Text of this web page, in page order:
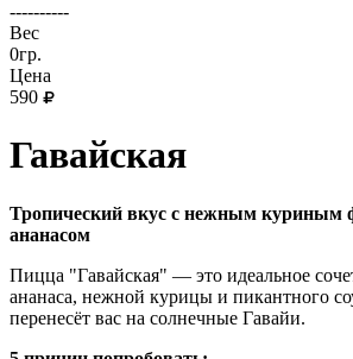
----------
Вес
0гр.
Цена
590
Гавайская
Тропический вкус с нежным куриным
ананасом
Пицца "Гавайская" — это идеальное
ананаса, нежной курицы и пикантного
перенесёт вас на солнечные Гавайи.